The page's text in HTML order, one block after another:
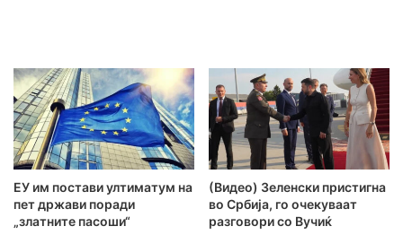
ЕУ им постави ултиматум на
пет држави поради
„златните пасоши“
(Видео) Зеленски пристигна
во Србија, го очекуваат
разговори со Вучиќ